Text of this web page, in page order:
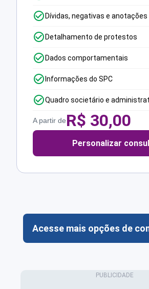
Dívidas, negativas e anotações
Detalhamento de protestos
Dados comportamentais
Informações do SPC
Quadro societário e
A partir deR$ 30,00
Personalizar
Acesse mais opções de